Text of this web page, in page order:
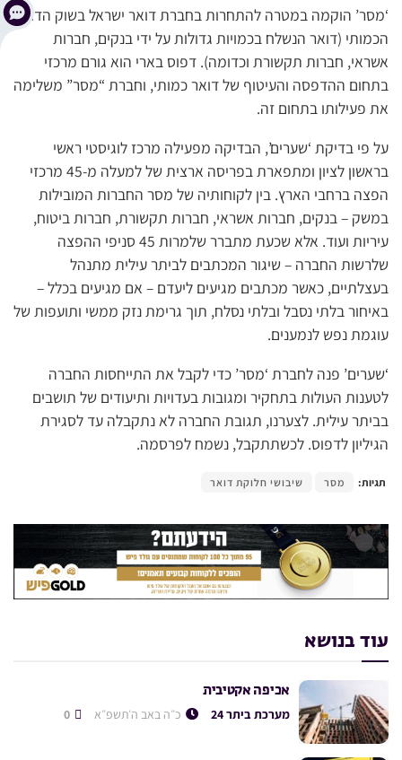
‘מסר’ הוקמה במטרה להתחרות בחברת דואר ישראל בשוק הדואר
הכמותי (דואר הנשלח בכמויות גדולות על ידי בנקים, חברות
אשראי, חברות תקשורת וכדומה). דפוס בארי הוא גורם מרכזי
בתחום ההדפסה והעיטוף של דואר כמותי, וחברת “מסר” משלימה
את פעילותו בתחום זה.
על פי בדיקת ‘שערים’, הבדיקה מפעילה מרכז לוגיסטי ראשי
בראשון לציון ומתפארת בפריסה ארצית של למעלה מ-45 מרכזי
הפצה ברחבי הארץ. בין לקוחותיה של מסר החברות המובילות
במשק – בנקים, חברות אשראי, חברות תקשורת, חברות ביטוח,
עיריות ועוד. אלא שכעת מתברר שלמרות 45 סניפי ההפצה
שלרשות החברה – שיגור המכתבים לביתר עילית מתנהל
בעצלתיים, כאשר מכתבים מגיעים ליעדם – אם מגיעים בכלל –
באיחור בלתי נסבל ובלתי נסלח, תוך גרימת נזק ממשי ותועפות של
עוגמת נפש לנמענים.
‘שערים’ פנה לחברת ‘מסר’ כדי לקבל את התייחסות החברה
לטענות העולות בתחקיר ומגובות בעדויות ותיעודים של תושבים
בביתר עילית. לצערנו, תגובת החברה לא נתקבלה עד לסגירת
הגיליון לדפוס. לכשתתקבל, נשמח לפרסמה.
תגיות: מסר שיבושי חלוקת דואר
עוד בנושא
אכיפה אקטיבית
מערכת ביתר 24 כ״ה באב ה׳תשפ״א